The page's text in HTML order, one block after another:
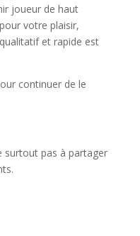
joueur de haut
votre plaisir,
et rapide est
continuer de le
surtout pas à partager